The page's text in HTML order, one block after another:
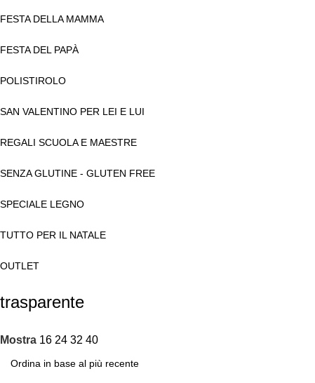
FESTA DELLA MAMMA
FESTA DEL PAPÀ
POLISTIROLO
SAN VALENTINO PER LEI E LUI
REGALI SCUOLA E MAESTRE
SENZA GLUTINE - GLUTEN FREE
SPECIALE LEGNO
TUTTO PER IL NATALE
OUTLET
trasparente
Mostra 16 24 32 40